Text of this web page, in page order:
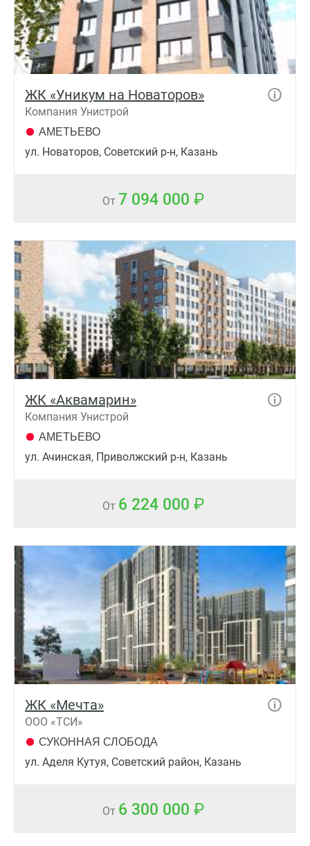
ЖК «Уникум на Новаторов»
Компания Унистрой
АМЕТЬЕВО
ул. Новаторов, Советский р-н, Казань
От 7 094 000
ЖК «Аквамарин»
Компания Унистрой
АМЕТЬЕВО
ул. Ачинская, Приволжский р-н, Казань
От 6 224 000
ЖК «Мечта»
ООО «ТСИ»
СУКОННАЯ СЛОБОДА
ул. Аделя Кутуя, Советский район, Казань
От 6 300 000